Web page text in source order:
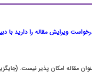
ویرایش مقاله را دارید با
مقاله امکان پذیر نیست.